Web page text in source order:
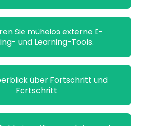
Sie mühelos externe E-
und Learning-Tools.
über Fortschritt und
Fortschritt